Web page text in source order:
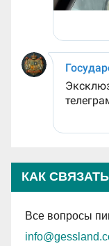
КАК
Все вопросы